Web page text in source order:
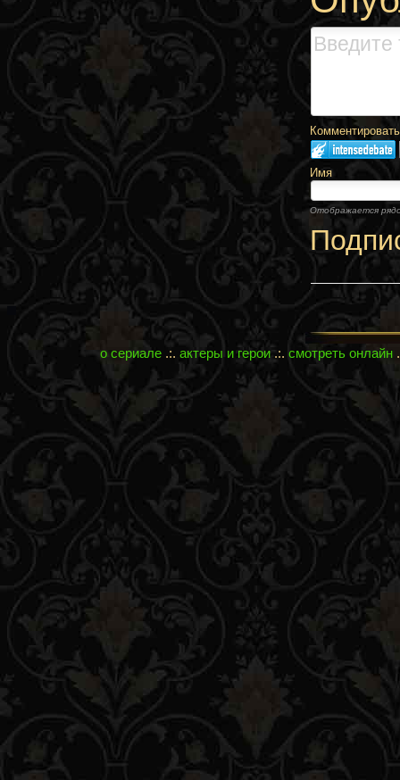
Имя
Отображается
о сериале .:.актеры и герои.:.смотреть онлайн